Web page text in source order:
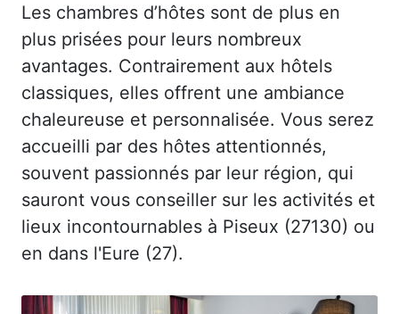
Les chambres d’hôtes sont de plus en
plus prisées pour leurs nombreux
avantages. Contrairement aux hôtels
classiques, elles offrent une ambiance
chaleureuse et personnalisée. Vous serez
accueilli par des hôtes attentionnés,
souvent passionnés par leur région, qui
sauront vous conseiller sur les activités et
lieux incontournables à Piseux (27130) ou
en dans l'Eure (27).